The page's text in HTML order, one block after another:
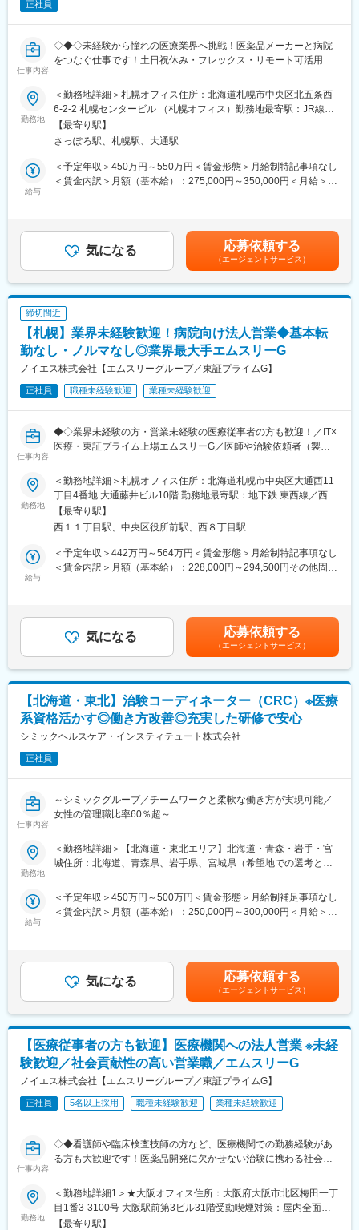
復帰後は短時間勤務制度の利用も可能。
※育児休業から復帰し3ヶ月後に、育児補助支援金を給付。
※育児休業、時短勤務制度は入社～1年経過後から取得可能。
薬の種類や副作用、検査の内容など、医療に関する知識が自然と
増えていきます。薬剤師や看護師と話す機会も多いため学ぶこと
（4）パソコンや書類の整理力：
検査の結果を記録したり、書類をまとめたりする仕事もありま
す。パソコンの使い方や、正確に記録する力が身につきます。
（5）チームで働く力：
治験は医師、看護師、薬剤師など、いろんな職種の人と協力して
進めるので、チームワークの大切さを学べます。
残業時間も月10時間程度、産休育休の取得実績も多数あり、育児
手当もございます。
導入研修が80時間あり、手厚いフォロー体制があります。
CRC社内認定制度を採用し、継続研修を充実させることで常に新
しい知識を身につけ、スキルアップできる環境を用意していま
す。
■キャリアステップ：
の疾患領域の専門的な経験を積んでいくことも可能です。
また、グループの垣根を超えCRCからSMAやCRAへのキャリアチ
方もいらっしゃいます。
正社員
仕事内容
◇◆◇未経験から憧れの医療業界へ挑戦！医薬品メーカーと病院
をつなぐ仕事です！土日祝休み・フレックス・リモート可活用可
ーン・Iターンの方も大歓迎です◇◆◇
【当ポジションについて（SMA・治験事務局担当とは）】
治験を実施したい『製薬メーカー』と実施可能な『病院』をつな
ぐ、架け橋のようなお仕事です。正式名称をSMA（治験事務局担
当）といい、医療業界の専門職種となります。
する事で、日本の医療を支えるやりがいがあります。
や環境整備支援、事務業務などを担当していただきます。治験開
始の準備・開始・終了までのプロセスを推進頂きます。
■具体的には…：
・社内や社外の関係者との交渉・相談
・院内スタッフとの調整支援
・治験に関する事務的業務の全体支援
■魅力情報：
この業務は医療機関への渉外・折衝が主な目的なので、法人営業
ム全体での目標が設定されているので、チームとしての一体感は
一般的な事業会社の営業と遜色ありません。むしろ個人ノルマが
ない分、風通しがとても良いです。
■外勤・内勤比率：
ら7割となります。※外勤：医療機関訪問、内勤：オフィス勤務
社にて集合研修 を行います。会社の事や業務を遂行する上で必要
な法令から実務まで座学中心でロープレを交えながら学びます。
その後、各拠点に配属され業務を引継ぎながらOJT担当者ととも
トやチェックシートを用いながら習熟度を測り、入社後1年程度で
一人で担当を持てるようになります。尚、その後も定期的に中途
入社者に対してフォローを行う体制が整っています。
変更の範囲：会社の定める業務
勤務地
＜勤務地詳細＞札幌オフィス住所：北海道札幌市中央区北五条西
6-2-2 札幌センタービル （札幌オフィス）勤務地最寄駅：JR線／
札幌駅受動喫煙対策：屋内全面禁煙変更の範囲：会社の定める事
業所（リモートワーク含む）
【最寄り駅】
さっぽろ駅、札幌駅、大通駅
給与
＜予定年収＞450万円～550万円＜賃金形態＞月給制特記事項なし
＜賃金内訳＞月額（基本給）：275,000円～350,000円＜月給＞
(月額)は固定手当を含めた表記です。
気になる 応募依頼する
（エージェントサービス）
締切間近
【札幌】業界未経験歓迎！病院向け法人営業◆基本転
勤なし・ノルマなし◎業界最大手エムスリーG
ノイエス株式会社【エムスリーグループ／東証プライムG】
正社員 職種未経験歓迎 業種未経験歓迎
仕事内容
◆◇業界未経験の方・営業未経験の医療従事者の方も歓迎！／IT×
医療・東証プライム上場エムスリーG／医師や治験依頼者（製薬
能力が磨ける◎／転勤ほぼ無・残業月10～20時間・年休125日
◆◇
■はじめに：
あまり聞きなじみがない業界かもしれませんが、同社は人の命を
救う新薬の開発に欠かせない「治験」の実施を支援する「SMO」
という業界の大手企業です。 (東証プライム上場エムスリーグルー
経験から多くの方がご活躍いただいておりますので是非ご応募く
ださいませ！
の社会貢献性が非常に高く、他の営業職では得難いやりがいを感
じられ、ご家族やご友人にも誇れるお仕事です！
・個人ノルマは無く、チーム全体で協力しながら治験を進めてい
く風土がありますので、営業未経験の方でも早期にキャッチアッ
プすることができます！
・原則転勤はなく、残業も月10～20時間、年休125日（土日
祝）、直行直帰可能で非常にワークライフバランスを保って長期
就業ができます！
■SMAの仕事内容：
存施設とのリレーションの強化がSMAのメインミッションです。
医療機関への新規治験紹介やアンケート回収、新規施設開拓を行
す。
また、治験をスムーズに行えるよう、医師や関連部門のアポイン
す。
治験を依頼する製薬企業側と受け入れる医療機関側、双方の間に
立ち、お互いが納得できる点を調整する役割もあり、社会貢献性
■ご入社後の流れとキャリアパス：
導入研修後、OJTにて仕事の仕方を学んでいただきます。1年ほど
で一人前と呼ばれるくらいの習熟度になります。その後はグルー
プマネージャーや管理職を目指してスキルを積んでいただきま
す。
変更の範囲：会社の定める業務
勤務地
＜勤務地詳細＞札幌オフィス住所：北海道札幌市中央区大通西11
丁目4番地 大通藤井ビル10階 勤務地最寄駅：地下鉄 東西線／西11
丁目駅受動喫煙対策：屋内全面禁煙変更の範囲：会社の定める事
業所
【最寄り駅】
西１１丁目駅、中央区役所前駅、西８丁目駅
給与
＜予定年収＞442万円～564万円＜賃金形態＞月給制特記事項なし
＜賃金内訳＞月額（基本給）：228,000円～294,500円その他固定
＞有＜残業手当＞有＜給与補足＞■上記金額はあくまで、目安とな
っております。取得されている資格や業務経験により、算定致し
ますのでご了承下さい。・賞与：基本給3.4か月分（年2回の合
計）・昇給：年1回賃金はあくまでも目安の金額であり、選考を通
じて上下する可能性があります。月給(月額)は固定手当を含めた表
記です。
気になる 応募依頼する
（エージェントサービス）
【北海道・東北】治験コーディネーター（CRC）※医療
系資格活かす◎働き方改善◎充実した研修で安心
シミックヘルスケア・インスティテュート株式会社
正社員
仕事内容
～シミックグループ／チームワークと柔軟な働き方が実現可能／
女性の管理職比率60％超～
や私たちのQOLを向上させるべく、新しい治療法を開発する必要
があります。今回はそのための治験を実施する際の患者さんおよ
・治験被験者である患者さんへの内容説明補助、ケア／相談
・治験担当医師の補助
■やりがい：CRCは疾病を抱えた患者さんやそれを治療しようと
奮闘する医師やスタッフなど携わる相手が多いです。現在治療法
がなく苦しんでいる患者さんに対して薬を届けられたり、最前線
で治療にあたる医師やスタッフのサポートを行え、治験が無事に
終了すれば喜びはひとしおです。
■同社の教育体制：同社は同業他社からの転職だけでなく、看護師
など未経験で転職してくる方も多いです。そのため教育体制が充
実しています。入社は原則偶数月と決まっており、同期入社者と
ともに2週間弱本社にて集合研修を行います。会社のことや業務を
遂行する上で必要な法令から実務まで座学中心でロープレを交え
ど、徐々に業務を身に着けていきます。確認テストやチェックシ
ートを用いながら習熟度を測り、入社後1年程度で一人で担当を持
てフォローを行う体制が整っています。
■同社の魅力：
・チームワーク：通常は1人で業務にあたることが多いですが、困
勤務地
＜勤務地詳細＞【北海道・東北エリア】北海道・青森・岩手・宮
城住所：北海道、青森県、岩手県、宮城県（希望地での選考と採
囲：会社の定める事業所
給与
＜予定年収＞450万円～500万円＜賃金形態＞月給制補足事項なし
＜賃金内訳＞月額（基本給）：250,000円～300,000円＜月給＞
気になる 応募依頼する
（エージェントサービス）
【医療従事者の方も歓迎】医療機関への法人営業 ※未経
験歓迎／社会貢献性の高い営業職／エムスリーG
ノイエス株式会社【エムスリーグループ／東証プライムG】
正社員 5名以上採用 職種未経験歓迎 業種未経験歓迎
仕事内容
◇◆看護師や臨床検査技師の方など、医療機関での勤務経験があ
る方も大歓迎です！医薬品開発に欠かせない治験に携わる社会貢
【求人概要】
新薬開発に欠かせない治験の実施を支援する同社にて、治験施設
勤務地
＜勤務地詳細1＞★大阪オフィス住所：大阪府大阪市北区梅田一丁
目1番3-3100号 大阪駅前第3ビル31階受動喫煙対策：屋内全面禁
煙＜勤務地詳細2＞福岡オフィス住所：福岡県福岡市博多区店屋町
【最寄り駅】